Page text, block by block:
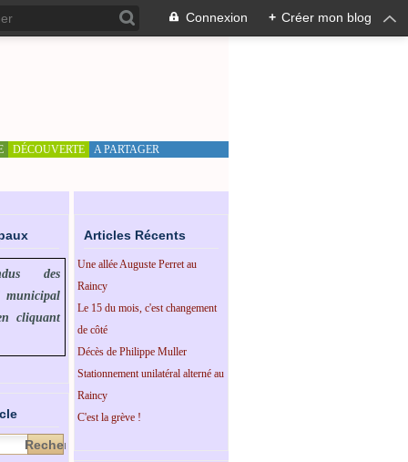
Connexion + Créer mon blog
DÉCOUVERTE A PARTAGER
des
municipal
cliquant
Articles Récents
Une allée Auguste Perret au
Raincy
Le 15 du mois, c'est changement
de côté
Décès de Philippe Muller
Stationnement unilatéral alterné au
Raincy
C'est la grève !